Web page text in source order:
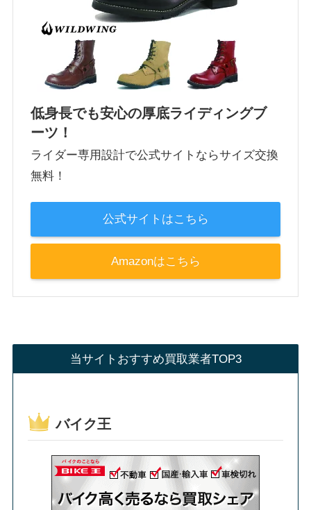
低身長でも安心の厚底ライディングブ
ーツ！
ライダー専用設計で公式サイトならサイズ交換
無料！
公式サイトはこちら
Amazonはこちら
当サイトおすすめ買取業者TOP3
バイク王